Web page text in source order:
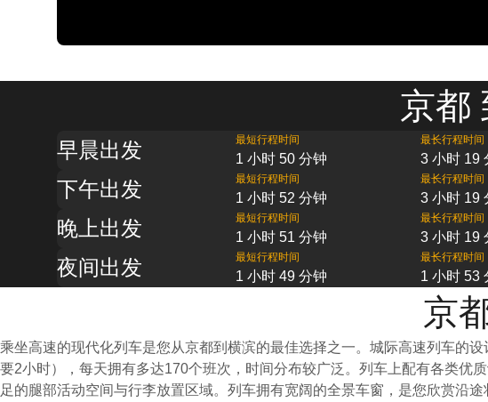
京都
早晨出发 最短行程时间
1 小时 50 分钟
最长行程时间
3 小时 19
下午出发 最短行程时间
1 小时 52 分钟
最长行程时间
3 小时 19
晚上出发 最短行程时间
1 小时 51 分钟
最长行程时间
3 小时 19
夜间出发 最短行程时间
1 小时 49 分钟
最长行程时间
1 小时 53
京
乘坐高速的现代化列车是您从京都到横滨的最佳选择之一。城际高速列车的
要2小时），每天拥有多达170个班次，时间分布较广泛。列车上配有各类优
足的腿部活动空间与行李放置区域。列车拥有宽阔的全景车窗，是您欣赏沿